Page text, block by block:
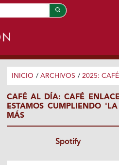
INICIO / ARCHIVOS / 2025:
CAFÉ AL DÍA: CAFÉ
ESTAMOS CUMPLIENDO
MÁS
Spotify